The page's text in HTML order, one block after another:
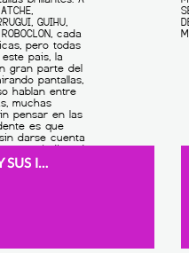
EL PAÍS LAMARINGUIHU Y SUS INCONVENIENTES